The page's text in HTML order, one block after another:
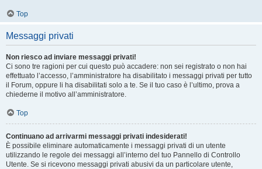
Top
Messaggi privati
Non riesco ad inviare messaggi privati!
Ci sono tre ragioni per cui questo può accadere: non sei registrato o non hai
effettuato l’accesso, l’amministratore ha disabilitato i messaggi privati per tutto
il Forum, oppure li ha disabilitati solo a te. Se il tuo caso è l’ultimo, prova a
chiederne il motivo all’amministratore.
Top
Continuano ad arrivarmi messaggi privati indesiderati!
È possibile eliminare automaticamente i messaggi privati ​​di un utente
utilizzando le regole dei messaggi all’interno del tuo Pannello di Controllo
Utente. Se si ricevono messaggi privati ​​abusivi da un particolare utente,